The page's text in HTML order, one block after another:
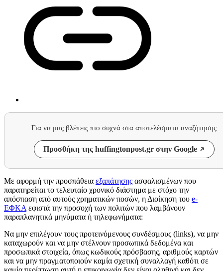
Για να μας βλέπεις πιο συχνά στα αποτελέσματα αναζήτησης
Προσθήκη της huffingtonpost.gr στην Google
Με αφορμή την προσπάθεια εξαπάτησης ασφαλισμένων που
παρατηρείται το τελευταίο χρονικό διάστημα με στόχο την
απόσπαση από αυτούς χρηματικών ποσών, η Διοίκηση του e-
ΕΦΚΑ εφιστά την προσοχή των πολιτών που λαμβάνουν
παραπλανητικά μηνύματα ή τηλεφωνήματα:
Να μην επιλέγουν τους προτεινόμενους συνδέσμους (links), να μην
καταχωρούν και να μην στέλνουν προσωπικά δεδομένα και
προσωπικά στοιχεία, όπως κωδικούς πρόσβασης, αριθμούς καρτών
και να μην πραγματοποιούν καμία σχετική συναλλαγή καθότι σε